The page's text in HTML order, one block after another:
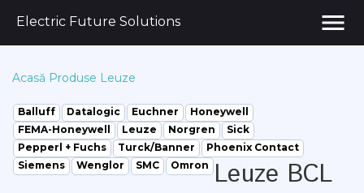
Electric Future Solutions menu
Acasă Produse Leuze
Balluff Datalogic Euchner
Honeywell
FEMA-Honeywell
Leuze Norgren
Sick
Pepperl + Fuchs
Turck/Banner
Phoenix Contact
Siemens
Wenglor SMC Omron
Leuze BCL